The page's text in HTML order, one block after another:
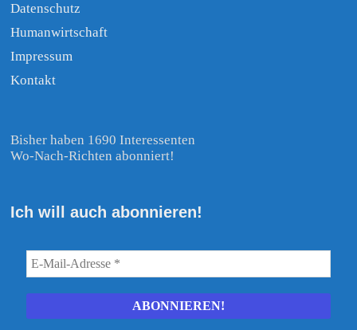
Datenschutz
Humanwirtschaft
Impressum
Kontakt
Bisher haben 1690 Interessenten
Wo-Nach-Richten abonniert!
Ich will auch abonnieren!